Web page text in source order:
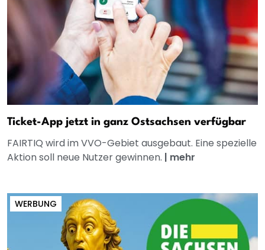
Ticket-App jetzt in ganz Ostsachsen verfügbar
FAIRTIQ wird im VVO-Gebiet ausgebaut. Eine spezielle
Aktion soll neue Nutzer gewinnen. | mehr
WERBUNG